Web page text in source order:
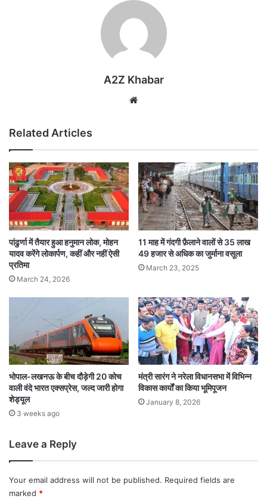
A2Z Khabar
Related Articles
पांढुर्णा में तैयार हुआ हनुमान लोक, मोहन
यादव करेंगे लोकार्पण, कहीं और नहीं ऐसी
प्रतिमा
March 24, 2026
11 माह में गंदगी फ़ैलाने वालों से 35 लाख
49 हजार से अधिक का जुर्माना वसूला
March 23, 2025
भोपाल-लखनऊ के बीच दौड़ेगी 20 कोच
वाली वंदे भारत एक्सप्रेस, जल्द जारी होगा
शेड्यूल
3 weeks ago
मंत्री सारंग ने नरेला विधानसभा में विभिन्न
विकास कार्यों का किया भूमिपूजन
January 8, 2026
Leave a Reply
Your email address will not be published. Required fields are
marked *